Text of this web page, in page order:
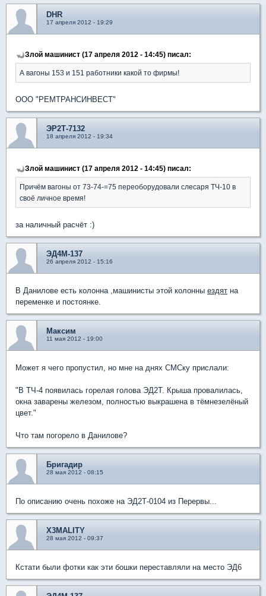
DHR
17 апреля 2012 - 19:29
Злой машинист (17 апреля 2012 - 14:45) писал:
А вагоны 153 и 151 работники какой то фирмы!
ООО "РЕМТРАНСИНВЕСТ"
ЭР2Т-7132
18 апреля 2012 - 19:34
Злой машинист (17 апреля 2012 - 14:45) писал:
Причём вагоны от 73-74-=75 переоборудовали слесаря ТЧ-10 в
своё личное время!
за наличный расчёт :)
ЭД4М-137
26 апреля 2012 - 15:16
В Данилове есть колонна ,машинисты этой колонны ездят на
переменке и постоянке.
Максим
11 мая 2012 - 19:00
Может я чего пропустил, но мне на днях СМСку прислали:
"В ТЧ-4 появилась горелая голова ЭД2Т. Крыша провалилась,
окна заварены железом, полностью выкрашена в тёмнезелёный
цвет."
Что там погорело в Данилове?
Бригадир
28 мая 2012 - 08:15
По описанию очень похоже на ЭД2Т-0104 из Перервы...
X3MALITY
28 мая 2012 - 09:37
Кстати были фотки как эти бошки переставляли на место ЭД6